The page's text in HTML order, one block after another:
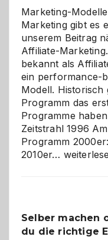
Marketing-
Marketing gibt es
unserem Beitrag
Affiliate-
bekannt als
ein performance-
Modell. Historisch
Programm das
Programme
Zeitstrahl 1996
Programm
2010er… Affiliate-
und
Selber machen
du die richtige